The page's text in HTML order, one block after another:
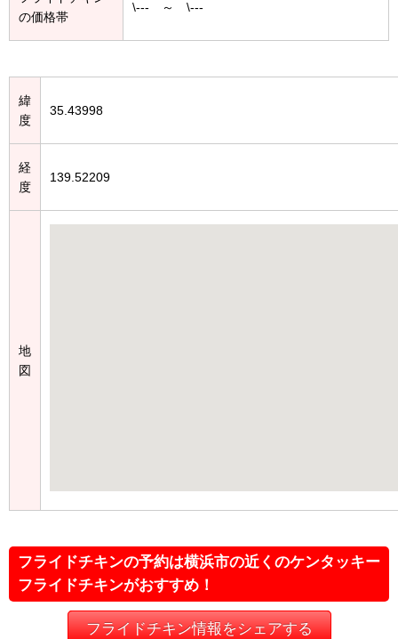
の価格帯
\--- ～ \---
緯
度
35.43998
経
度
139.52209
地
図
フライドチキンの予約は横浜市の近くのケンタッキー
フライドチキンがおすすめ！
フライドチキン情報をシェアする